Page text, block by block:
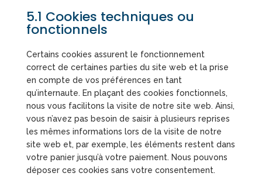
5.1 Cookies techniques ou
fonctionnels
Certains cookies assurent le fonctionnement
correct de certaines parties du site web et la prise
en compte de vos préférences en tant
qu’internaute. En plaçant des cookies fonctionnels,
nous vous facilitons la visite de notre site web. Ainsi,
vous n’avez pas besoin de saisir à plusieurs reprises
les mêmes informations lors de la visite de notre
site web et, par exemple, les éléments restent dans
votre panier jusqu’à votre paiement. Nous pouvons
déposer ces cookies sans votre consentement.